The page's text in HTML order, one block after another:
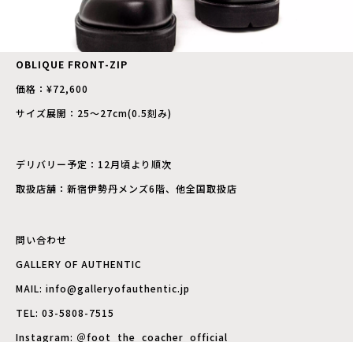
OBLIQUE FRONT-ZIP
価格：¥72,600
サイズ展開：25〜27cm(0.5刻み)
デリバリー予定：12月頃より順次
取扱店舗：新宿伊勢丹メンズ6階、他全国取扱店
問い合わせ
GALLERY OF AUTHENTIC
MAIL: info@galleryofauthentic.jp
TEL: 03-5808-7515
Instagram: ＠foot_the_coacher_official